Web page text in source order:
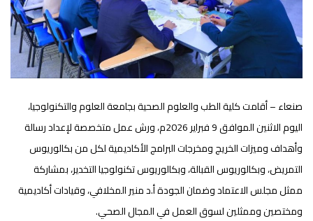
صنعاء – أقامت كلية الطب والعلوم الصحية بجامعة العلوم والتكنولوجيا،
اليوم الاثنين الموافق 9 فبراير 2026م، ورش عمل متخصصة لإعداد رسالة
وأهداف وميزات الخريج ومخرجات البرامج الأكاديمية لكل من بكالوريوس
التمريض، وبكالوريوس القبالة، وبكالوريوس تكنولوجيا التخدير، بمشاركة
ممثل مجلس الاعتماد وضمان الجودة أ.د منير المخلافي، وقيادات أكاديمية
ومختصين وممثلين لسوق العمل في المجال الصحي.